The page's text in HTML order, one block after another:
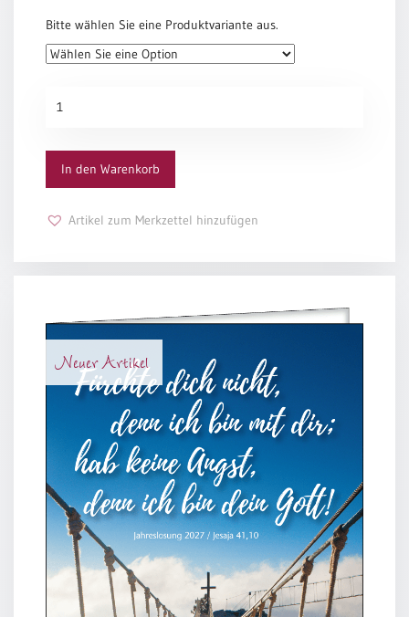
Bitte wählen Sie eine Produktvariante aus.
mir
In den Warenkorb
Artikel zum Merkzettel hinzufügen
Neuer Artikel